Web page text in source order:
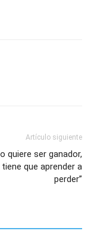
Artículo siguiente
quiere ser ganador,
que aprender a
perder”